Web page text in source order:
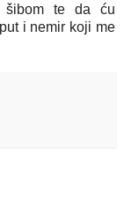
šibom te da ću
i nemir koji me